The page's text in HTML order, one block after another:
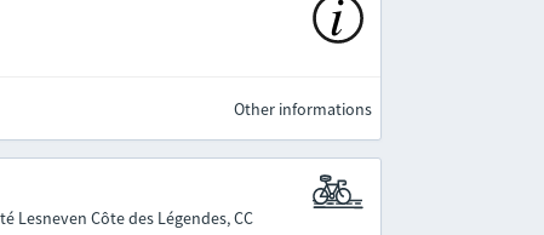
Other informations
Lesneven Côte des Légendes, CC